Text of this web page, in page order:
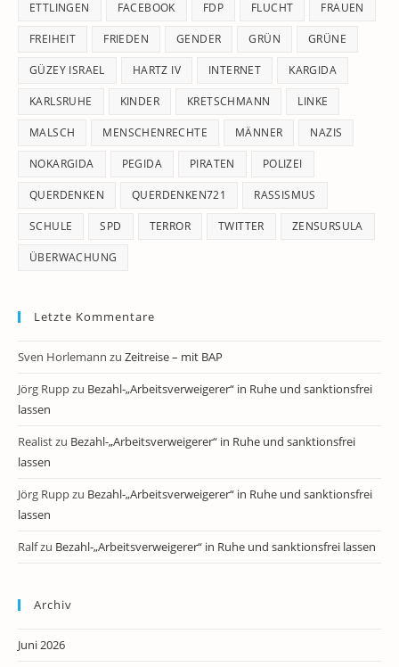
ETTLINGEN FACEBOOK FDP FLUCHT FRAUEN
FREIHEIT FRIEDEN GENDER GRÜN GRÜNE
GÜZEY ISRAEL HARTZ IV INTERNET KARGIDA
KARLSRUHE KINDER KRETSCHMANN LINKE
MALSCH MENSCHENRECHTE MÄNNER NAZIS
NOKARGIDA PEGIDA PIRATEN POLIZEI
QUERDENKEN QUERDENKEN721 RASSISMUS
SCHULE SPD TERROR TWITTER ZENSURSULA
ÜBERWACHUNG
Letzte Kommentare
Sven Horlemann zu Zeitreise – mit BAP
Jörg Ruppzu Bezahl-„Arbeitsverweigerer“ in Ruhe und sanktionsfrei
lassen
Realistzu Bezahl-„Arbeitsverweigerer“ in Ruhe und sanktionsfrei
lassen
Jörg Ruppzu Bezahl-„Arbeitsverweigerer“ in Ruhe und sanktionsfrei
lassen
Ralfzu Bezahl-„Arbeitsverweigerer“ in Ruhe und sanktionsfrei lassen
Archiv
Juni 2026